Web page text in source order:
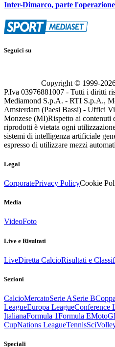
Inter-Dimarco, parte
Seguici su
Copyright © 1999-
P.Iva 03976881007 - Tutti i diritti
Mediamond S.p.A. - RTI S.p.A.,
Amsterdam (Paesi Bassi) - Uffici
Monzese (MI)Rispetto ai contenuti
riprodotti è vietata ogni
sistemi di intelligenza artificiale
espresso di utilizzare mezzi
Legal
CorporatePrivacy PolicyCookie
Media
VideoFoto
Live e Risultati
LiveDiretta CalcioRisultati e
Sezioni
CalcioMercatoSerie ASerie B
LeagueEuropa LeagueConference
ItalianaFormula 1Formula E
CupNations LeagueTennisSci
Speciali